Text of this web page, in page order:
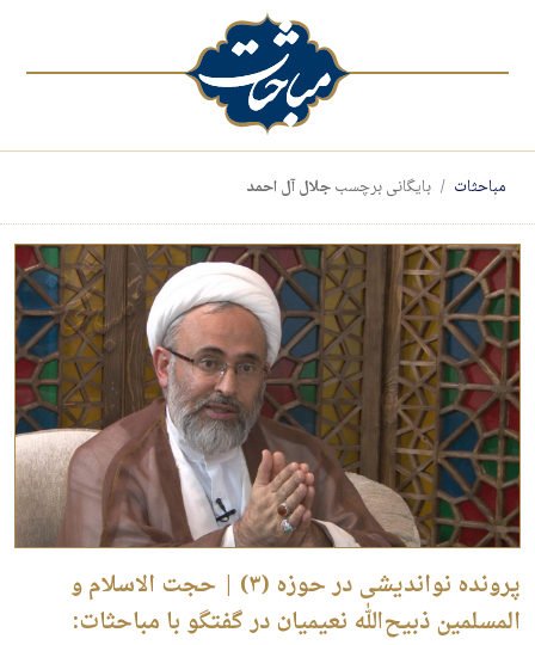
مباحثات بایگانی برچسبجلال آل احمد
پرونده نواندیشی در حوزه (۳) | حجت الاسلام و
المسلمین ذبیح‌الله نعیمیان در گفتگو با مباحثات: